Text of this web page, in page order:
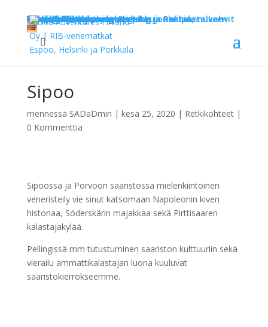
Etusivu
Retket
Espoosta
Espoon saariston sightseeing
Espoon saariston sightseeing ja Pentala
Espoon saariston sightseeing ja nokipannukahvit
RIB-safari Helsinki by Night
Helsingistä
Salakuljettajien saaristo
Helsinki East
Helsinki West
RIB-veneily ja yrityspurjehdus
Seasonal
Kylmän ajan aktiviteetit pikkujouluihin, talveen sekä alkukevääseen
Ajankohtaista
Lahjakortti
Info
Kestävä kehitys
Yhteystiedot
Yhteistyökumppanit
Sipoo
mennessä SADaDmin | kesä 25, 2020 | Retkikohteet|
0 Kommenttia
Sipoossa ja Porvoon saaristossa mielenkiintoinen
veneristeily vie sinut katsomaan Napoleonin kiven
historiaa, Söderskärin majakkaa sekä Pirttisaaren
kalastajakylää.
Pellingissä mm tutustuminen saariston kulttuuriin sekä
vierailu ammattikalastajan luona kuuluvat
saaristokierrokseemme.